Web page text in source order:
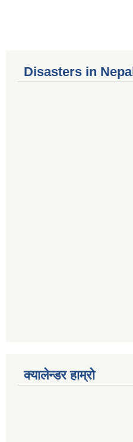
Disasters in Nepal
क्यालेन्डर हाम्रो